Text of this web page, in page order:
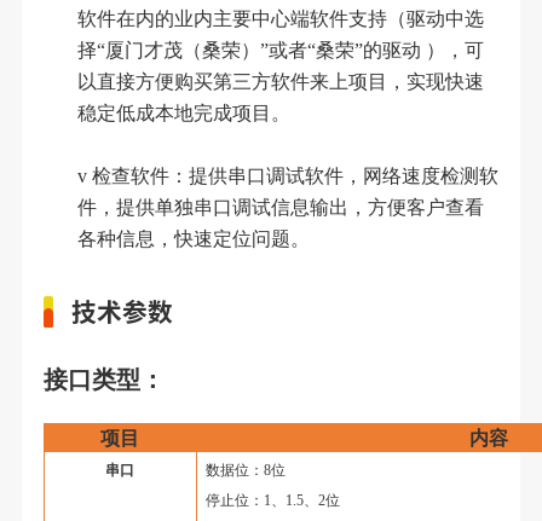
软件在内的业内主要中心端软件支持（驱动中选
择“厦门才茂（桑荣）”或者“桑荣”的驱动 ），可
以直接方便购买第三方软件来上项目，实现快速
稳定低成本地完成项目。
v 检查软件：提供串口调试软件，网络速度检测软
件，提供单独串口调试信息输出，方便客户查看
各种信息，快速定位问题。
技术参数
接口类型：
项目 内容
串口
数据位：8位
停止位：1、1.5、2位